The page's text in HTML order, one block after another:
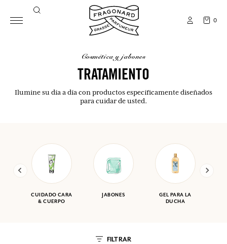
0
cosmética y jabones
TRATAMIENTO
Ilumine su día a día con productos específicamente diseñados
para cuidar de usted.
CUIDADO CARA
& CUERPO
JABONES
GEL PARA LA
DUCHA
FILTRAR